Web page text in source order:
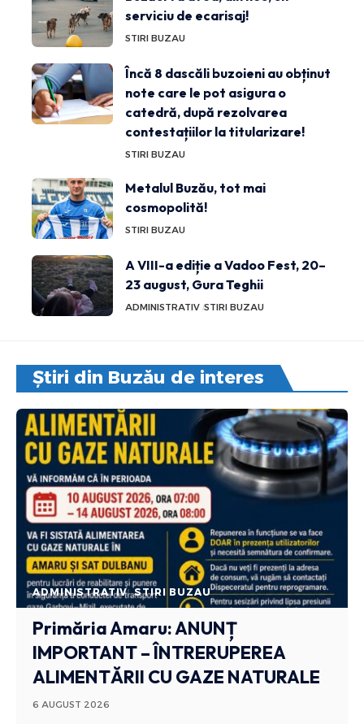
serviciu de ecarisaj!
STIRI BUZAU
Încă 8 dascăli buzoieni au obținut
note care le pot asigura o
catedră, după rezolvarea
contestațiilor la titularizare!
STIRI BUZAU
Metalul Buzău, tot mai
cosmopolită!
STIRI BUZAU
A VIII-a ediție a Vadoo Fest, 20–
23 august, Gura Teghii
ADMINISTRATIV STIRI BUZAU
Știri din Buzău de interes
ADMINISTRATIV STIRI BUZAU
Primăria Amaru: ANUNȚ
IMPORTANT – ÎNTRERUPEREA
ALIMENTĂRII CU GAZE NATURALE
6 AUGUST 2026